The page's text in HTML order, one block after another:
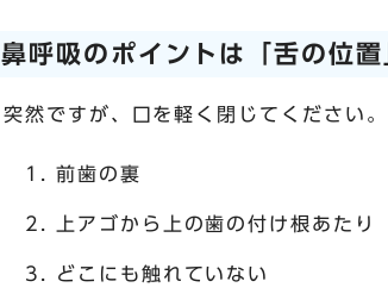
鼻呼吸のポイントは「舌の位置
突然ですが、口を軽く閉じてください
前歯の裏
上アゴから上の歯の付け根あたり
どこにも触れていない